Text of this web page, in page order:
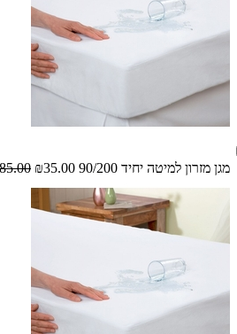
מגן מזרון למיטה יחיד 90/200 ₪35.00